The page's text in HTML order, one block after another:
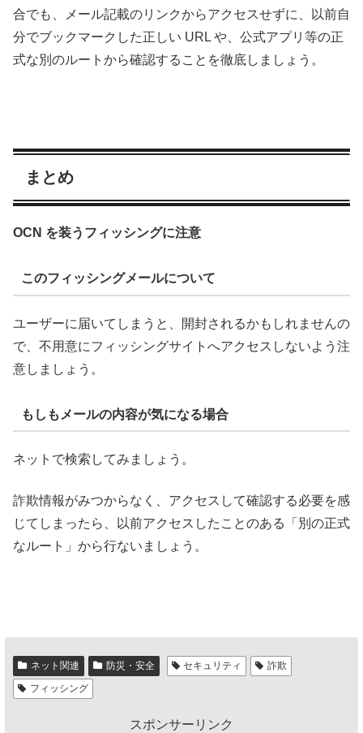
合でも、メール記載のリンクからアクセスせずに、以前自
分でブックマークした正しい URL や、公式アプリ等の正
式な別のルートから確認することを徹底しましょう。
まとめ
OCN を装うフィッシングに注意
このフィッシングメールについて
ユーザーに届いてしまうと、開封されるかもしれませんの
で、不用意にフィッシングサイトへアクセスしないよう注
意しましょう。
もしもメールの内容が気になる場合
ネットで検索してみましょう。
詐欺情報がみつからなく、アクセスして確認する必要を感
じてしまったら、以前アクセスしたことのある「別の正式
なルート」から行ないましょう。
ネット関連 防災・安全 セキュリティ
詐欺
フィッシング
スポンサーリンク